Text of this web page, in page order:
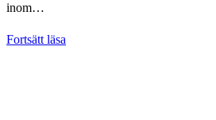
inom…
Fortsätt läsa